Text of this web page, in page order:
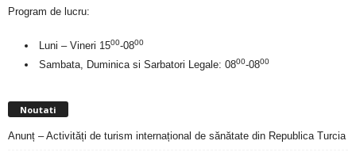
Program de lucru:
Luni – Vineri 1500-0800
Sambata, Duminica si Sarbatori Legale: 0800-0800
Noutati
Anunț – Activități de turism internațional de sănătate din Republica Turcia